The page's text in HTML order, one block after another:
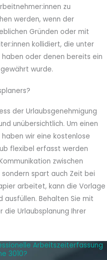
zu
werden, wenn der
Gründen oder mit
kollidiert, die unter
oder denen bereits ein
wurde.
der Urlaubsgenehmigung
unübersichtlich. Um einen
wir eine kostenlose
flexibel erfasst werden
zwischen
spart auch Zeit bei
arbeitet, kann die Vorlage
ausfüllen. Behalten Sie mit
die Urlaubsplanung Ihrer
Arbeitszeiterfassung
3010?